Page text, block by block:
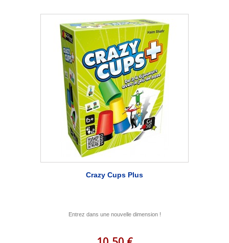
Crazy Cups Plus
Entrez dans une nouvelle dimension !